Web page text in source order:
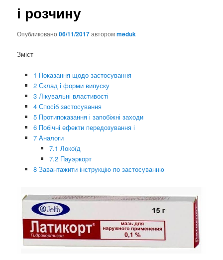
і розчину
Опубликовано06/11/2017авторомmeduk
Зміст
1 Показання щодо застосування
2 Склад і форми випуску
3 Лікувальні властивості
4 Спосіб застосування
5 Протипоказання і запобіжні заходи
6 Побічні ефекти передозування і
7 Аналоги
7.1 Локоїд
7.2 Пауэркорт
8 Завантажити інструкцію по застосуванню